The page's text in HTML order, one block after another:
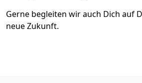
Gerne begleiten wir auch Dich auf
neue Zukunft.